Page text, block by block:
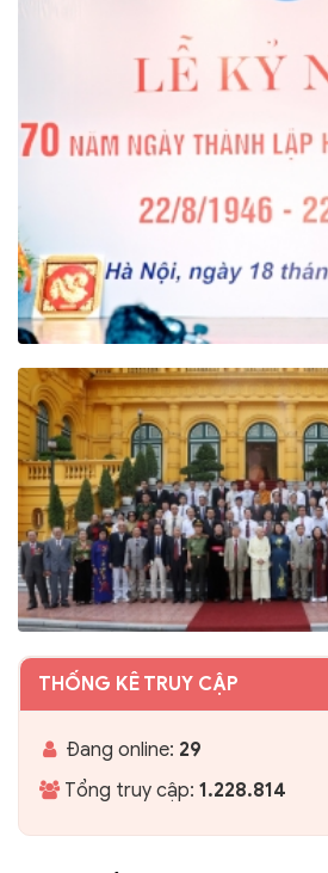
THỐNG KÊ TRUY CẬP
Đang online: 29
Tổng truy cập: 1.228.814